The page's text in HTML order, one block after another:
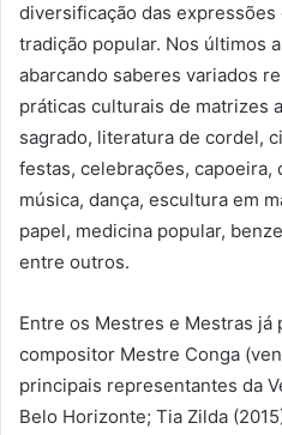
diversificação das
tradição popular. Nos últimos
abarcando saberes variados
práticas culturais de matrizes
sagrado, literatura de cordel,
festas, celebrações, capoeira,
música, dança, escultura em
papel, medicina popular,
entre outros.
Entre os Mestres e Mestras já
compositor Mestre Conga
principais representantes da
Belo Horizonte; Tia Zilda